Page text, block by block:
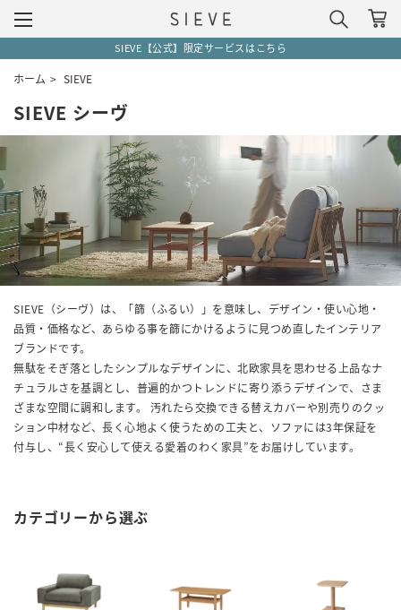
SIEVE【公式】限定サービスはこちら
ホーム > SIEVE
SIEVE シーヴ
SIEVE（シーヴ）は、「篩（ふるい）」を意味し、デザイン・使い心地・
品質・価格など、あらゆる事を篩にかけるように見つめ直したインテリア
ブランドです。
無駄をそぎ落としたシンプルなデザインに、北欧家具を思わせる上品なナ
チュラルさを基調とし、普遍的かつトレンドに寄り添うデザインで、さま
ざまな空間に調和します。
汚れたら交換できる替えカバーや別売りのクッ
ション中材など、長く心地よく使うための工夫と、ソファには3年保証を
付与し、“長く安心して使える愛着のわく家具”をお届けしています。
カテゴリーから選ぶ